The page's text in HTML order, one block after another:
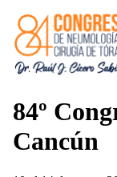
84º
Cancún